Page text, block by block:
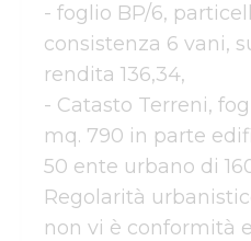
- foglio BP/6,
consistenza 6 vani,
rendita 136,34,
- Catasto Terreni,
mq. 790 in parte
50 ente urbano di
Regolarità
non vi è conformità